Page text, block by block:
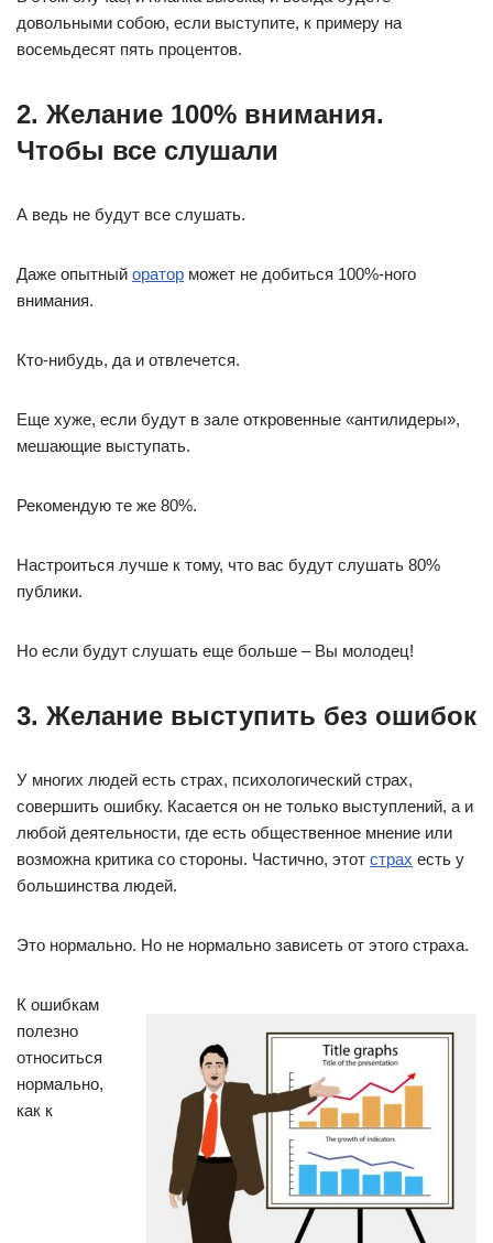
довольными собою, если выступите, к примеру на
восемьдесят пять процентов.
2. Желание 100% внимания.
Чтобы все слушали
А ведь не будут все слушать.
Даже опытный оратор может не добиться 100%-ного
внимания.
Кто-нибудь, да и отвлечется.
Еще хуже, если будут в зале откровенные «антилидеры»,
мешающие выступать.
Рекомендую те же 80%.
Настроиться лучше к тому, что вас будут слушать 80%
публики.
Но если будут слушать еще больше – Вы молодец!
3. Желание выступить без ошибок
У многих людей есть страх, психологический страх,
совершить ошибку. Касается он не только выступлений, а и
любой деятельности, где есть общественное мнение или
возможна критика со стороны. Частично, этот страх есть у
большинства людей.
Это нормально. Но не нормально зависеть от этого страха.
К ошибкам
полезно
относиться
нормально,
как к